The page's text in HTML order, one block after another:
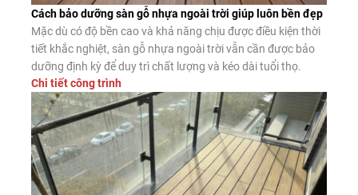
Cách bảo dưỡng sàn gỗ nhựa ngoài trời giúp luôn bền đẹp
Mặc dù có độ bền cao và khả năng chịu được điều kiện thời
tiết khắc nghiệt, sàn gỗ nhựa ngoài trời vẫn cần được bảo
dưỡng định kỳ để duy trì chất lượng và kéo dài tuổi thọ.
Trong bài viết này, hãy cùng tìm hiểu cách bảo dưỡng sàn
gỗ nhựa ngoài trời […]
Chi tiết công trình